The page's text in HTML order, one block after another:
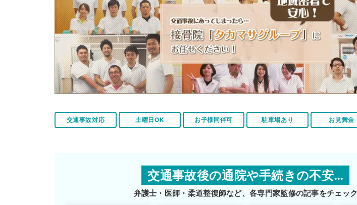
交通事故対応 土曜日OK お子様同伴可 駐車場あり お見舞金
交通事故後の通院や手続きの不安…
弁護士・医師・柔道整復師など、各専門家監修の記事をチェック